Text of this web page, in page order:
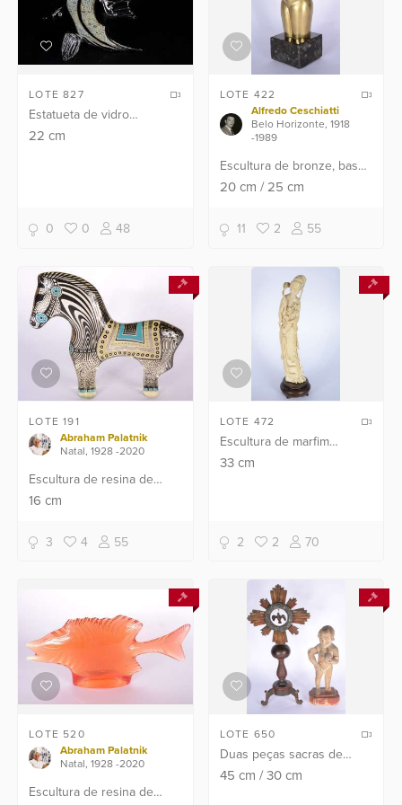
LOTE 827
Estatueta de vidro
decorativo representando
22cm
0 0 48
LOTE 422
Alfredo Ceschiatti
Belo Horizonte, 1918
-1989
Escultura de bronze, base
de mármore. Assinado.
20 cm /25 cm
11 2 55
LOTE 191
Abraham Palatnik
Natal, 1928 -2020
Escultura de resina de
poliéster representando
16cm
3 4 55
LOTE 472
Escultura de marfim
representando gueixa com
33 cm
2 2 70
LOTE 520
Abraham Palatnik
Natal, 1928 -2020
Escultura de resina de
LOTE 650
Duas peças sacras de
madeira entalhada, sendo:
45 cm /30 cm